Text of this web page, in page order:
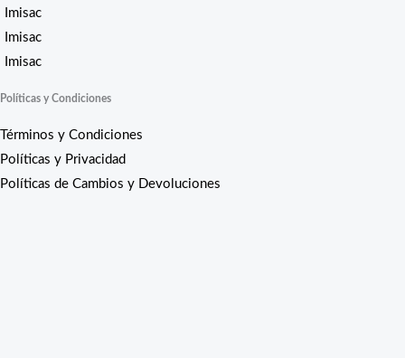
Imisac
Imisac
Imisac
Políticas y Condiciones
Términos y Condiciones
Políticas y Privacidad
Políticas de Cambios y Devoluciones